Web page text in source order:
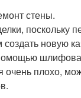
стены.
поскольку
новую
очень плохо,